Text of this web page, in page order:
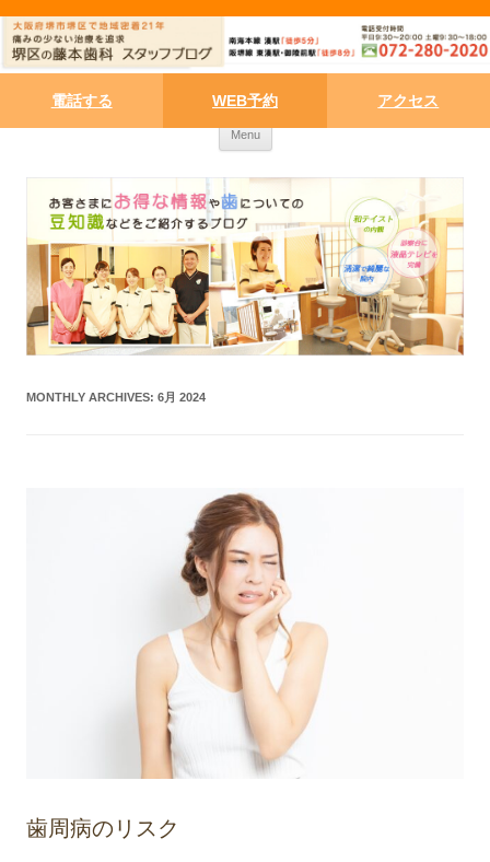
電話する WEB予約 アクセス
Menu Skip to content
MONTHLY ARCHIVES: 6月 2024
歯周病のリスク